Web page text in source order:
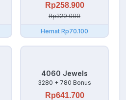
Rp258.900
Rp329.000
Hemat Rp70.100
4060 Jewels
3280 + 780 Bonus
Rp641.700